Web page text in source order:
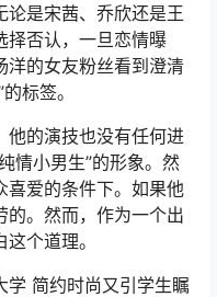
论是宋茜、乔欣还是王
择否认，一旦恋情曝
洋的女友粉丝看到澄清
标签。
他的演技也没有任何进
情小男生”的形象。然
喜爱的条件下。如果他
的。然而，作为一个出
个道理。
学 简约时尚又引学生瞩